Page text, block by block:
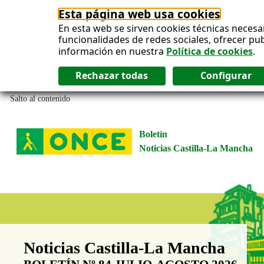
Esta página web usa cookies
En esta web se sirven cookies técnicas
funcionalidades de redes sociales, ofrecer
información en nuestra Política de cookies.
Salto al contenido
Boletín
Noticias Castilla-La Mancha
Boletín Noticias Castilla-La
Noticias Castilla-La Mancha